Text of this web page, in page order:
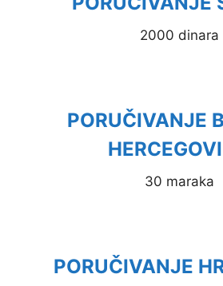
2000 dinara
PORUČIVANJE
30 maraka
PORUČIVANJE